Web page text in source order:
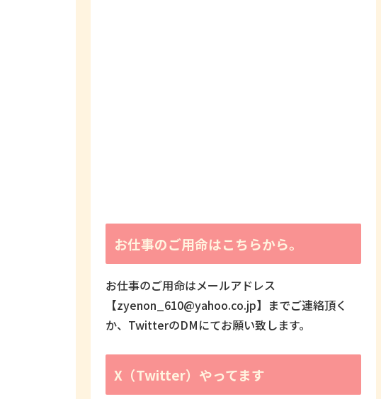
お仕事のご用命はこちらから。
お仕事のご用命はメールアドレス
【zyenon_610@yahoo.co.jp】までご連絡頂く
か、TwitterのDMにてお願い致します。
X（Twitter）やってます